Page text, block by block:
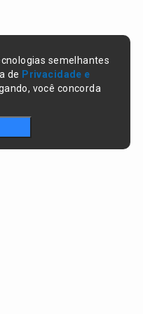
semelhantes
de Privacidade e
você concorda